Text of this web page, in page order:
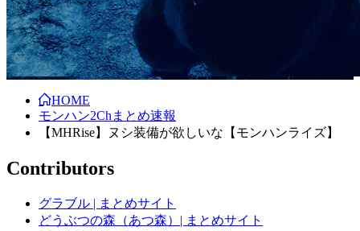
HOME
モンハン2Chまとめ速報
【MHRise】ヌシ装備が欲しいな【モンハンライズ】
Contributors
グラブル | まとめサイト
どうぶつの森（あつ森）| まとめサイト